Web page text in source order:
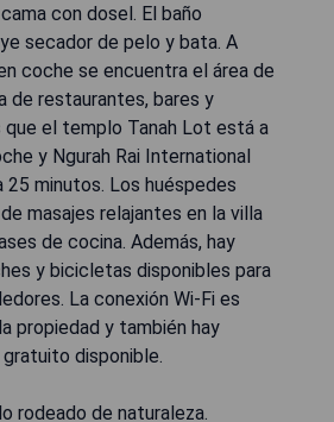
con dosel. El baño
secador de pelo y bata. A
coche se encuentra el área de
de restaurantes, bares y
que el templo Tanah Lot está a
y Ngurah Rai International
25 minutos. Los huéspedes
masajes relajantes en la villa
de cocina. Además, hay
y bicicletas disponibles para
La conexión Wi-Fi es
propiedad y también hay
disponible.
rodeado de naturaleza.